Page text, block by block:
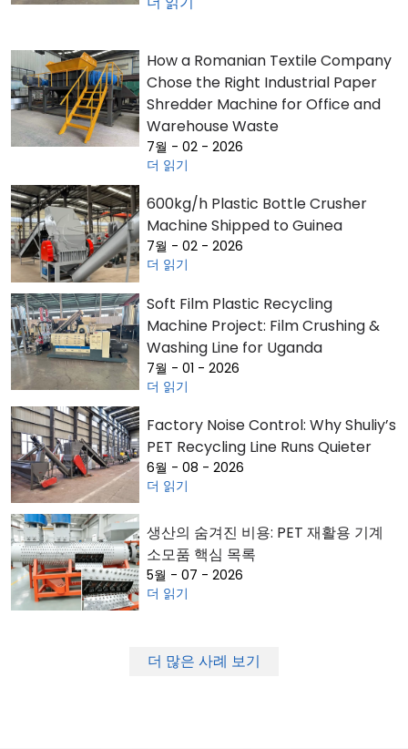
How a Romanian Textile Company
Chose the Right Industrial Paper
Shredder Machine for Office and
Warehouse Waste
7월 - 02 - 2026
더 읽기
600kg/h Plastic Bottle Crusher
Machine Shipped to Guinea
7월 - 02 - 2026
더 읽기
Soft Film Plastic Recycling
Machine Project: Film Crushing &
Washing Line for Uganda
7월 - 01 - 2026
더 읽기
Factory Noise Control: Why Shuliy’s
PET Recycling Line Runs Quieter
6월 - 08 - 2026
더 읽기
생산의 숨겨진 비용: PET 재활용 기계
소모품 핵심 목록
5월 - 07 - 2026
더 읽기
더 많은 사례 보기